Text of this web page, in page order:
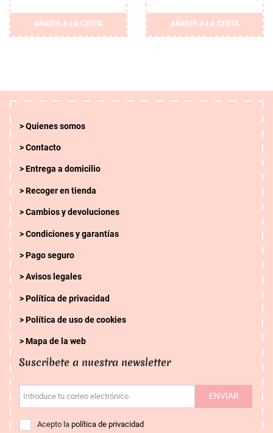
AÑADIR A LA CESTA AÑADIR A LA CESTA
Quienes somos
Contacto
Entrega a domicilio
Recoger en tienda
Cambios y devoluciones
Condiciones y garantías
Pago seguro
Avisos legales
Política de privacidad
Política de uso de cookies
Mapa de la web
Suscribete a nuestra newsletter
Introduce tu correo electrónico ENVIAR
Acepto lapolítica de privacidad